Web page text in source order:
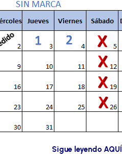
estás buscando.
Sigue leyendo AQUÍ